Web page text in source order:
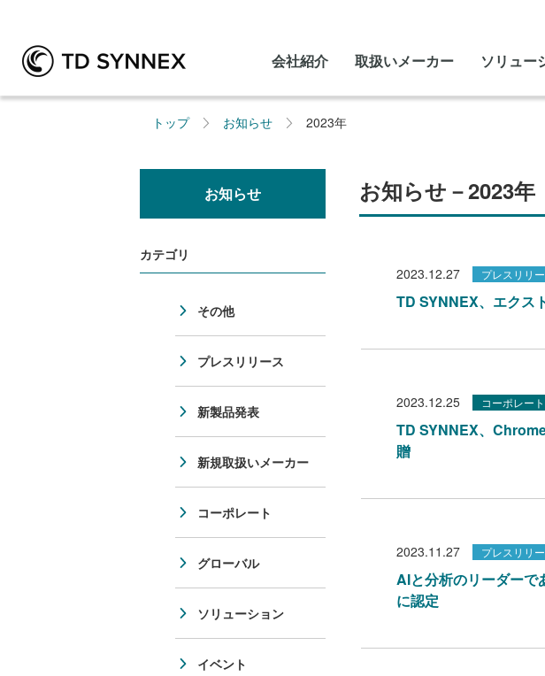
会社紹介 取扱いメーカー ソリュー
トップ お知らせ 2023年
お知らせ－2023年
2023.12.27 プレスリリ
TD SYNNEX、エクス
2023.12.25 コーポレート
TD SYNNEX、
贈
2023.11.27 プレスリリ
AIと分析のリーダーで
に認定
お知らせ
カテゴリ
その他
プレスリリース
新製品発表
新規取扱いメーカー
コーポレート
グローバル
ソリューション
イベント